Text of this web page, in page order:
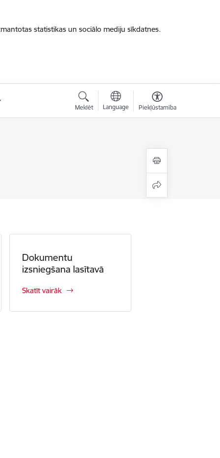
statistikas un sociālo mediju sīkdatnes.
Meklēt Language Piekļūstamība
Dokumentu
izsniegšana lasītavā
Skatīt vairāk